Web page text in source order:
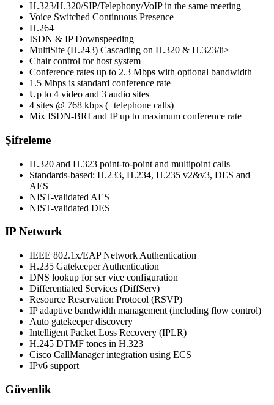
H.323/H.320/SIP/Telephony/VoIP in the same meeting
Voice Switched Continuous Presence
H.264
ISDN & IP Downspeeding
MultiSite (H.243) Cascading on H.320 & H.323/li>
Chair control for host system
Conference rates up to 2.3 Mbps with optional bandwidth
1.5 Mbps is standard conference rate
Up to 4 video and 3 audio sites
4 sites @ 768 kbps (+telephone calls)
Mix ISDN-BRI and IP up to maximum conference rate
Şifreleme
H.320 and H.323 point-to-point and multipoint calls
Standards-based: H.233, H.234, H.235 v2&v3, DES and
AES
NIST-validated AES
NIST-validated DES
IP Network
IEEE 802.1x/EAP Network Authentication
H.235 Gatekeeper Authentication
DNS lookup for ser vice configuration
Differentiated Services (DiffServ)
Resource Reservation Protocol (RSVP)
IP adaptive bandwidth management (including flow control)
Auto gatekeeper discovery
Intelligent Packet Loss Recovery (IPLR)
H.245 DTMF tones in H.323
Cisco CallManager integration using ECS
IPv6 support
Güvenlik